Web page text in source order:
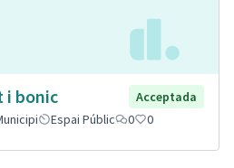
i bonic
Acceptada
Espai Públic 0 0